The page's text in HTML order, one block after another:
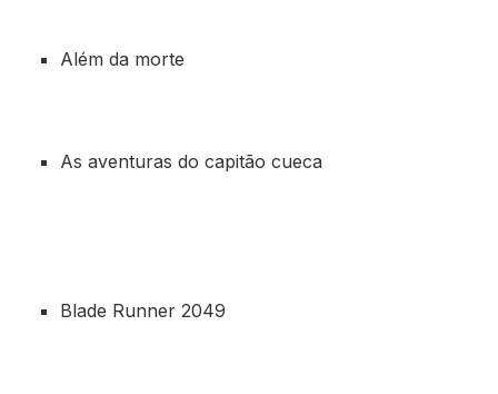
Além da morte
As aventuras do capitão cueca
Blade Runner 2049